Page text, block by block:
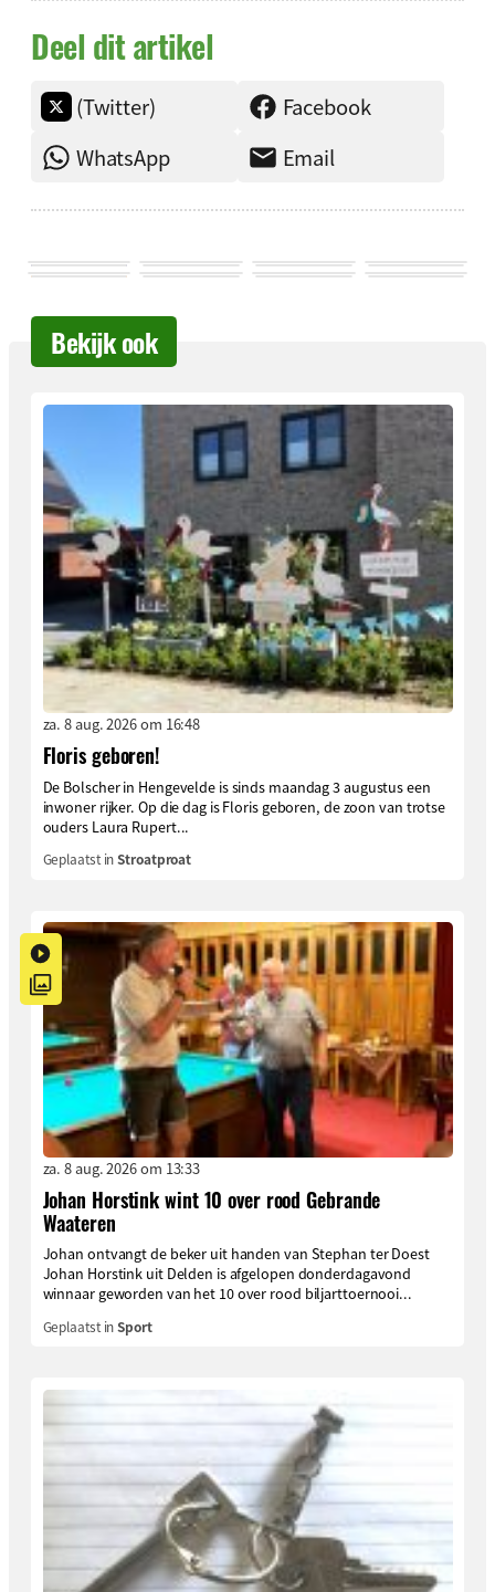
Deel dit artikel
(Twitter)
Facebook
WhatsApp
Email
Bekijk ook
za. 8 aug. 2026 om 16:48
Floris geboren!
De Bolscher in Hengevelde is sinds maandag 3 augustus een
inwoner rijker. Op die dag is Floris geboren, de zoon van trotse
ouders Laura Rupert...
Geplaatst inStroatproat
za. 8 aug. 2026 om 13:33
Johan Horstink wint 10 over rood Gebrande
Waateren
Johan ontvangt de beker uit handen van Stephan ter Doest
Johan Horstink uit Delden is afgelopen donderdagavond
winnaar geworden van het 10 over rood biljarttoernooi...
Geplaatst inSport